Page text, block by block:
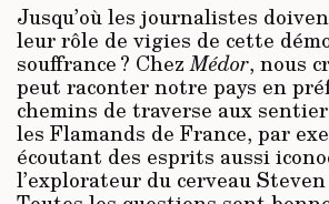
Jusqu’où les journalistes
leur rôle de vigies de cette
souffrance ? ChezMédor, nous
peut raconter notre pays en
chemins de traverse aux
les Flamands de France, par
écoutant des esprits aussi
l’explorateur du cerveau